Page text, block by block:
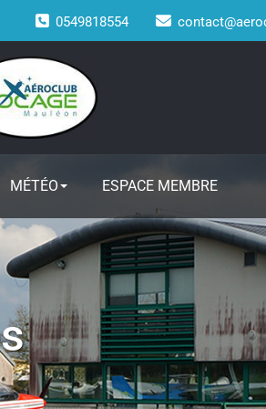
0549818554
MÉTÉO ESPACE MEMBRE